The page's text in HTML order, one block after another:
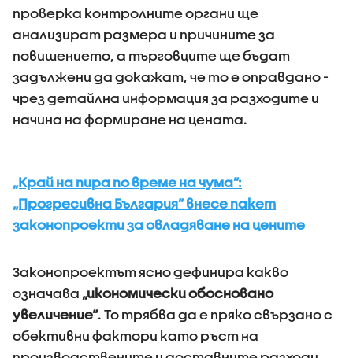
проверка контролните органи ще
анализират размера и причините за
повишението, а търговците ще бъдат
задължени да докажат, че то е оправдано -
чрез детайлна информация за разходите и
начина на формиране на цената.
„Край на пира по време на чума”:
„Прогресивна България” внесе пакет
законопроекти за овладяване на цените
Законопроектът ясно дефинира какво
означава „икономически обосновано
увеличение“. То трябва да е пряко свързано с
обективни фактори като ръст на